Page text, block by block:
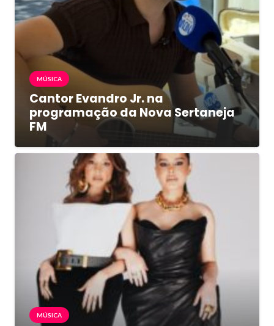
MÚSICA
Cantor Evandro Jr. na
programação da Nova Sertaneja
FM
MÚSICA